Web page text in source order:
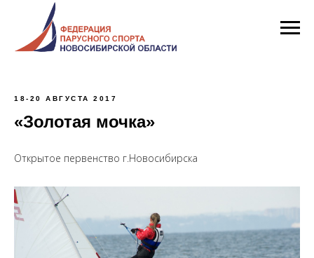
18-20 АВГУСТА 2017
«Золотая мочка»
Открытое первенство г.Новосибирска